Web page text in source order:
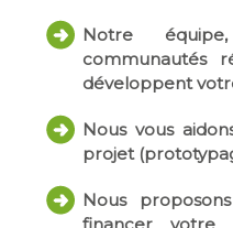
Notre
communautés
développent
Nous vous
projet
Nous
financer votre